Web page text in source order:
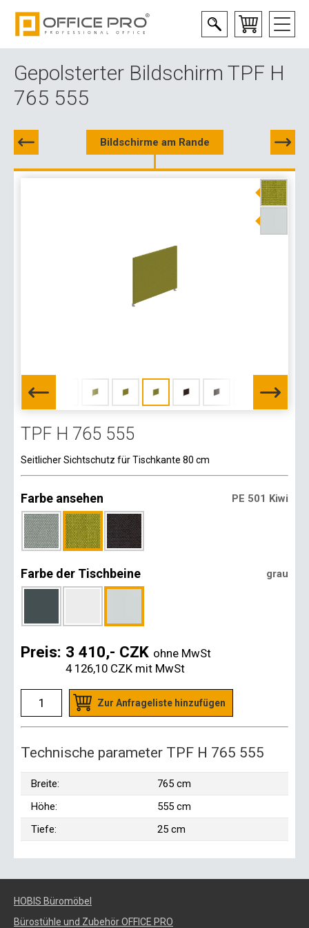
Gepolsterter Bildschirm TPF H
765 555
Bildschirme am Rande
TPF H 765 555
Seitlicher Sichtschutz für Tischkante 80 cm
Farbe ansehen PE 501 Kiwi
Farbe der Tischbeine grau
Preis: 3 410,- CZK ohne MwSt
4 126,10 CZK mit MwSt
Zur Anfrageliste hinzufügen
Technische parameter TPF H 765 555
Breite:
765 cm
Höhe:
555 cm
Tiefe:
25 cm
HOBIS Büromöbel
Bürostühle und Zubehör OFFICE PRO